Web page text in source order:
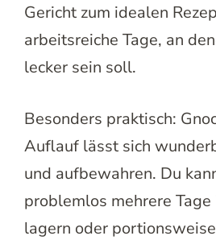
Gericht zum idealen
arbeitsreiche Tage, an
lecker sein soll.
Besonders praktisch:
Auflauf lässt sich
und aufbewahren. Du
problemlos mehrere
lagern oder